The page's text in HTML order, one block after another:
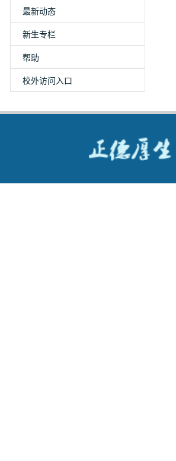
最新动态
新生专栏
帮助
校外访问入口